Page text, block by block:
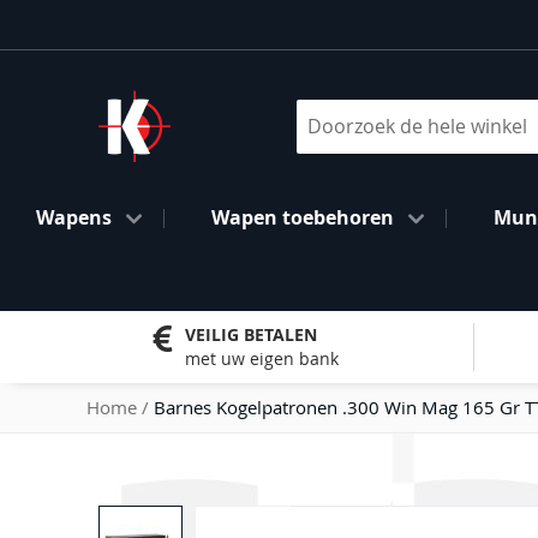
naar
inhoud
Wapens Wapen toebehoren
VEILIG BETALEN
met uw eigen bank
Home Barnes Kogelpatronen .300 Win Mag 165 Gr